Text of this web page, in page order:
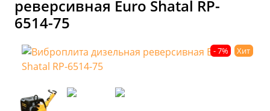
реверсивная Euro Shatal RP-
6514-75
- 7% Хит